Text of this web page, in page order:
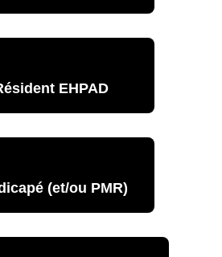
EHPAD
(et/ou PMR)